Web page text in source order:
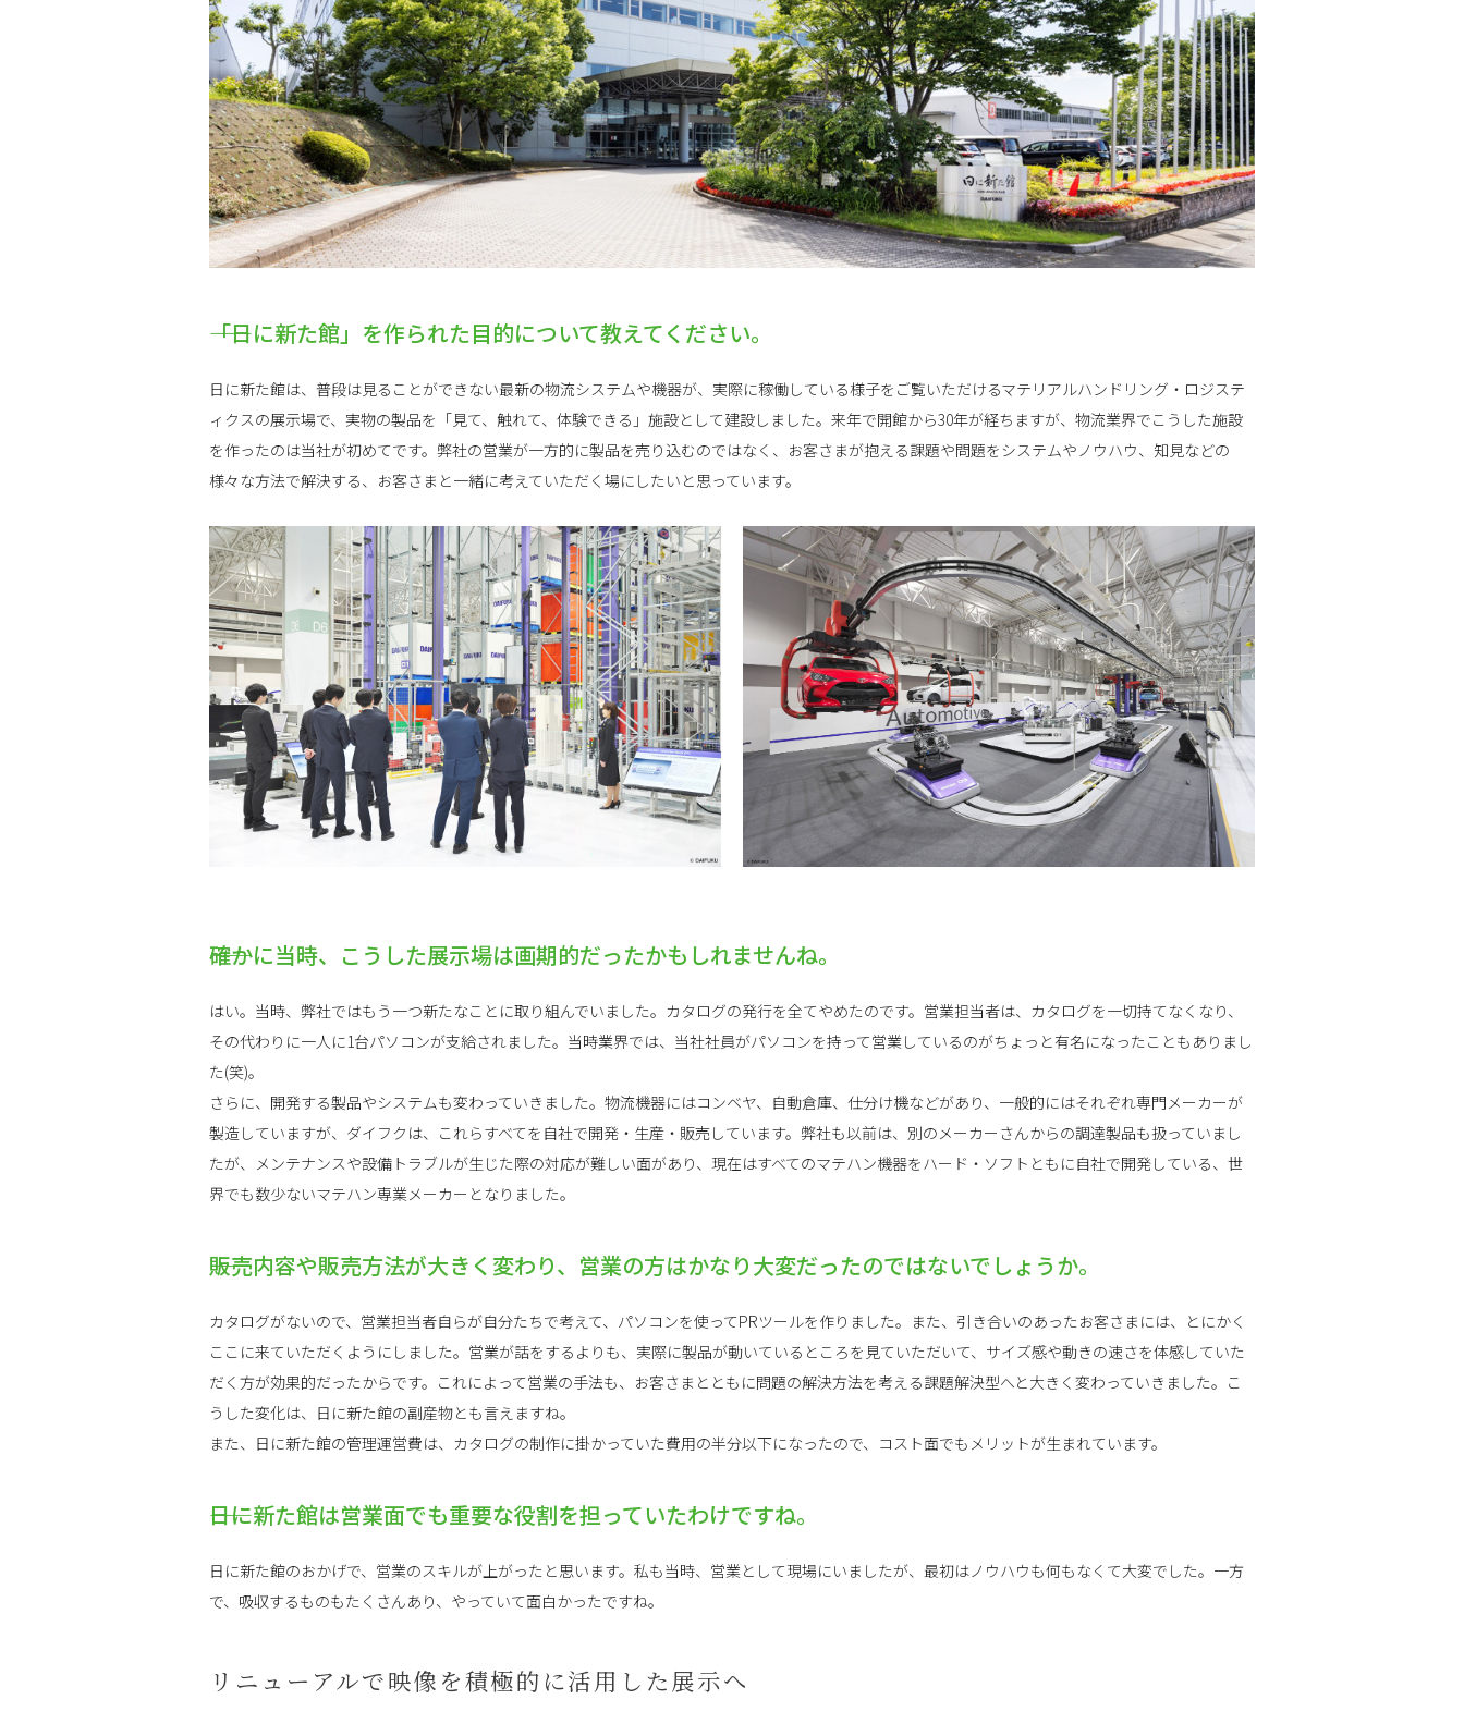
――「日に新た館」を作られた目的について教えてください。
日に新た館は、普段は見ることができない最新の物流システムや機器が、実際に稼働している様子をご覧いただけるマテリアルハンドリング・ロジステ
ィクスの展示場で、実物の製品を「見て、触れて、体験できる」施設として建設しました。来年で開館から30年が経ちますが、物流業界でこうした施設
を作ったのは当社が初めてです。弊社の営業が一方的に製品を売り込むのではなく、お客さまが抱える課題や問題をシステムやノウハウ、知見などの
様々な方法で解決する、お客さまと一緒に考えていただく場にしたいと思っています。
――確かに当時、こうした展示場は画期的だったかもしれませんね。
はい。当時、弊社ではもう一つ新たなことに取り組んでいました。カタログの発行を全てやめたのです。営業担当者は、カタログを一切持てなくなり、
その代わりに一人に1台パソコンが支給されました。当時業界では、当社社員がパソコンを持って営業しているのがちょっと有名になったこともありまし
た(笑)。
さらに、開発する製品やシステムも変わっていきました。物流機器にはコンベヤ、自動倉庫、仕分け機などがあり、一般的にはそれぞれ専門メーカーが
製造していますが、ダイフクは、これらすべてを自社で開発・生産・販売しています。弊社も以前は、別のメーカーさんからの調達製品も扱っていまし
たが、メンテナンスや設備トラブルが生じた際の対応が難しい面があり、現在はすべてのマテハン機器をハード・ソフトともに自社で開発している、世
界でも数少ないマテハン専業メーカーとなりました。
――販売内容や販売方法が大きく変わり、営業の方はかなり大変だったのではないでしょうか。
カタログがないので、営業担当者自らが自分たちで考えて、パソコンを使ってPRツールを作りました。また、引き合いのあったお客さまには、とにかく
ここに来ていただくようにしました。営業が話をするよりも、実際に製品が動いているところを見ていただいて、サイズ感や動きの速さを体感していた
だく方が効果的だったからです。これによって営業の手法も、お客さまとともに問題の解決方法を考える課題解決型へと大きく変わっていきました。こ
うした変化は、日に新た館の副産物とも言えますね。
また、日に新た館の管理運営費は、カタログの制作に掛かっていた費用の半分以下になったので、コスト面でもメリットが生まれています。
――日に新た館は営業面でも重要な役割を担っていたわけですね。
日に新た館のおかげで、営業のスキルが上がったと思います。私も当時、営業として現場にいましたが、最初はノウハウも何もなくて大変でした。一方
で、吸収するものもたくさんあり、やっていて面白かったですね。
リニューアルで映像を積極的に活用した展示へ